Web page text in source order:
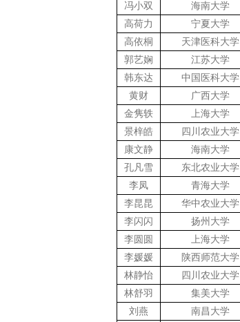
冯小双
海南大学
高荷力
宁夏大学
高依桐
天津医科大学
郭艺娴
江苏大学
韩东达
中国医科大学
黄财
广西大学
金隽轶
上海大学
景梓皓
四川农业大学
康文静
海南大学
孔凡雪
东北农业大学
李凤
青海大学
李昆昆
华中农业大学
李闪闪
扬州大学
李圆圆
上海大学
李媛媛
陕西师范大学
林静怡
四川农业大学
林舒羽
集美大学
刘燕
南昌大学